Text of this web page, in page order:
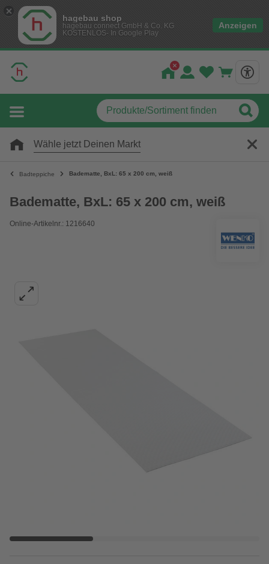
hagebau shop
hagebau connect GmbH & Co. KG
KOSTENLOS- In Google Play
Anzeigen
Wähle jetzt Deinen Markt
Badteppiche Badematte, BxL: 65 x 200 cm, weiß
Badematte, BxL: 65 x 200 cm, weiß
Online-Artikelnr.: 1216640